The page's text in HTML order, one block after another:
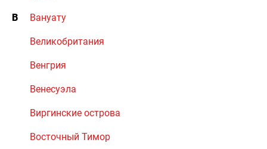
В Вануату
Великобритания
Венгрия
Венесуэла
Виргинские острова
Восточный Тимор